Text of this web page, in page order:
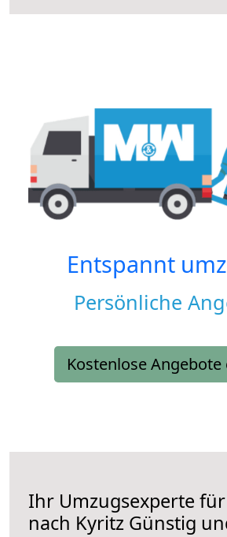
Entspannt
Persönliche
Kostenlose
Ihr Umzugsexperte
nach Kyritz Günstig